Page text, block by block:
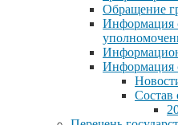
Обращение
Информация
Информация
Состав